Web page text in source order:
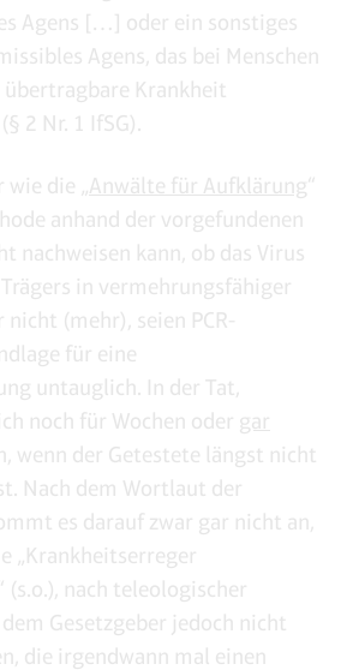
Agens […] oder ein sonstiges
Agens, das bei Menschen
Krankheit
2 Nr. 1 IfSG).
die „Anwälte für Aufklärung“
anhand der vorgefundenen
nachweisen kann, ob das Virus
in vermehrungsfähiger
(mehr), seien PCR-
für eine
untauglich. In der Tat,
noch für Wochen oder gar
wenn der Getestete längst nicht
Nach dem Wortlaut der
es darauf zwar gar nicht an,
„Krankheitserreger
nach teleologischer
Gesetzgeber jedoch nicht
die irgendwann mal einen